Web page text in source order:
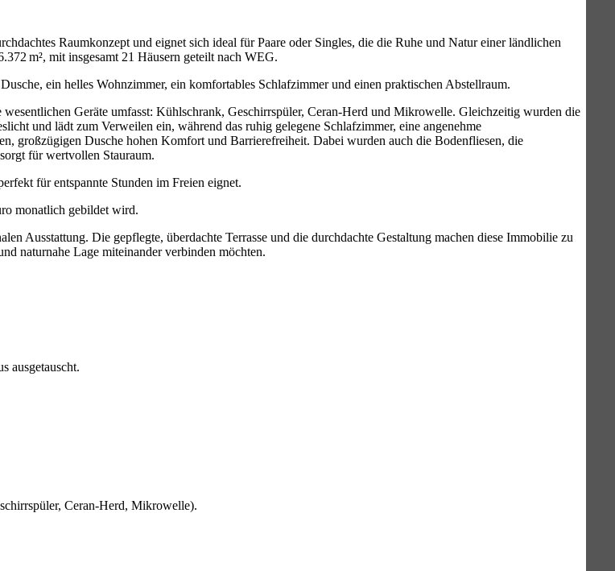
Raumkonzept und eignet sich ideal für Paare oder Singles, die die Ruhe und Natur einer ländlichen
m², mit insgesamt 21 Häusern geteilt nach WEG.
ein helles Wohnzimmer, ein komfortables Schlafzimmer und einen praktischen Abstellraum.
Geräte umfasst: Kühlschrank, Geschirrspüler, Ceran-Herd und Mikrowelle. Gleichzeitig wurden die
und lädt zum Verweilen ein, während das ruhig gelegene Schlafzimmer, eine angenehme
großzügigen Dusche hohen Komfort und Barrierefreiheit. Dabei wurden auch die Bodenfliesen, die
für wertvollen Stauraum.
für entspannte Stunden im Freien eignet.
monatlich gebildet wird.
Ausstattung. Die gepflegte, überdachte Terrasse und die durchdachte Gestaltung machen diese Immobilie zu
naturnahe Lage miteinander verbinden möchten.
ausgetauscht.
Ceran-Herd, Mikrowelle).